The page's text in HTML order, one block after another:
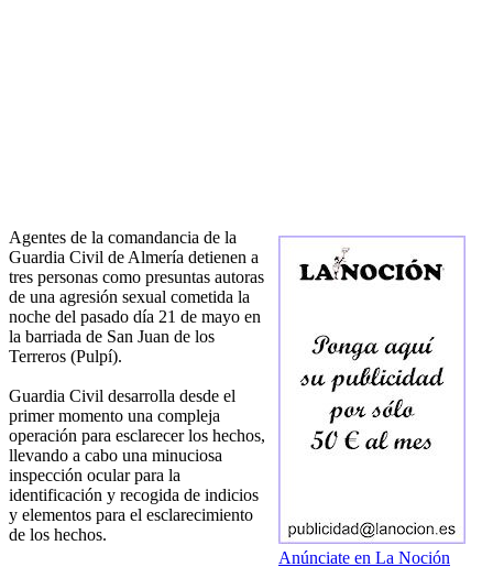
Anúnciate en La Noción
Agentes de la comandancia de la
Guardia Civil de Almería detienen a
tres personas como presuntas autoras
de una agresión sexual cometida la
noche del pasado día 21 de mayo en
la barriada de San Juan de los
Terreros (Pulpí).
Guardia Civil desarrolla desde el
primer momento una compleja
operación para esclarecer los hechos,
llevando a cabo una minuciosa
inspección ocular para la
identificación y recogida de indicios
y elementos para el esclarecimiento
de los hechos.